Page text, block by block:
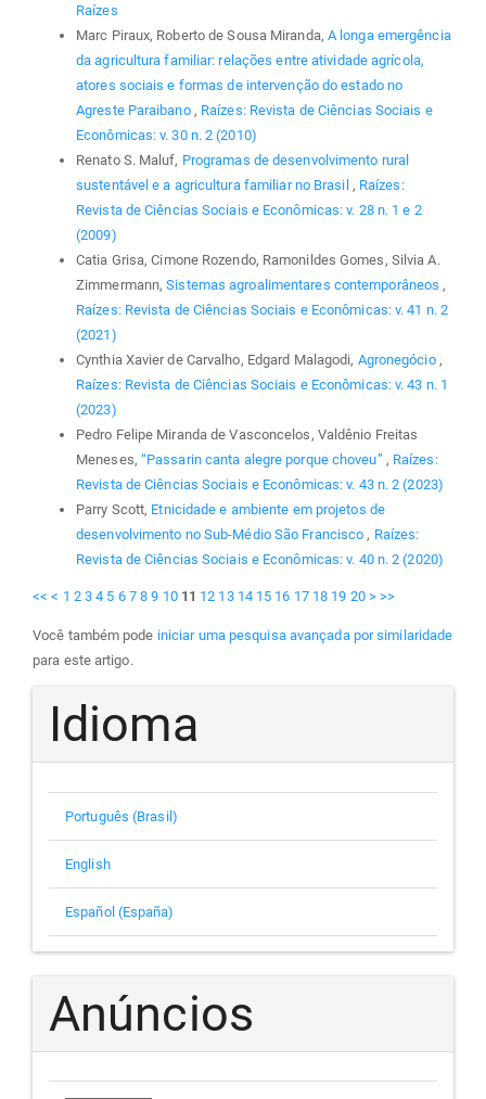
Raízes
Marc Piraux, Roberto de Sousa Miranda, A longa emergência
da agricultura familiar: relações entre atividade agrícola,
atores sociais e formas de intervenção do estado no
Agreste Paraibano , Raízes: Revista de Ciências Sociais e
Econômicas: v. 30 n. 2 (2010)
Renato S. Maluf, Programas de desenvolvimento rural
sustentável e a agricultura familiar no Brasil , Raízes:
Revista de Ciências Sociais e Econômicas: v. 28 n. 1 e 2
(2009)
Catia Grisa, Cimone Rozendo, Ramonildes Gomes, Silvia A.
Zimmermann,Sistemas agroalimentares contemporâneos ,
Raízes: Revista de Ciências Sociais e Econômicas: v. 41 n. 2
(2021)
Cynthia Xavier de Carvalho, Edgard Malagodi, Agronegócio ,
Raízes: Revista de Ciências Sociais e Econômicas: v. 43 n. 1
(2023)
Pedro Felipe Miranda de Vasconcelos, Valdênio Freitas
Meneses, “Passarin canta alegre porque choveu” , Raízes:
Revista de Ciências Sociais e Econômicas: v. 43 n. 2 (2023)
Parry Scott, Etnicidade e ambiente em projetos de
desenvolvimento no Sub-Médio São Francisco , Raízes:
Revista de Ciências Sociais e Econômicas: v. 40 n. 2 (2020)
<< < 1 2 3 4 5 6 7 8 9 10 11 12 13 14 15 16 17 18 19 20 > >>
Você também pode iniciar uma pesquisa avançada por similaridade
para este artigo.
Idioma
Português (Brasil)
English
Español (España)
Anúncios